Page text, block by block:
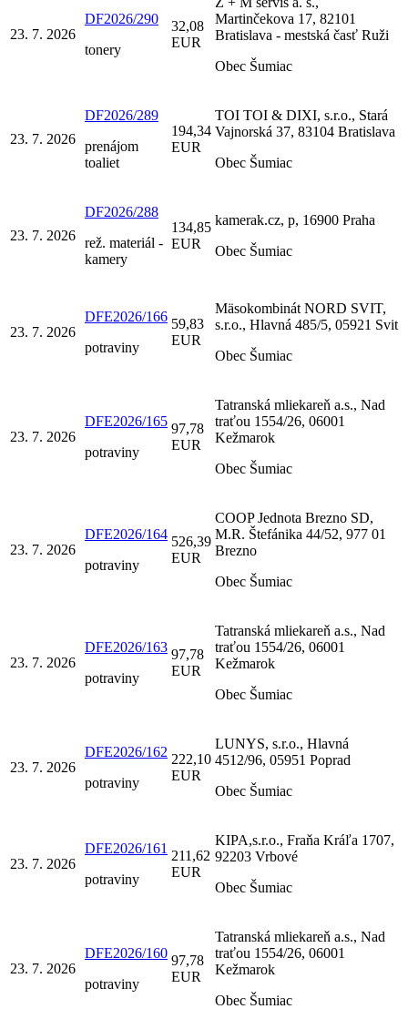
23. 7. 2026
DF2026/290
tonery
32,08
EUR
Martinčekova 17, 82101
Bratislava - mestská časť Ruži
Obec Šumiac
23. 7. 2026
DF2026/289
prenájom
toaliet
194,34
EUR
TOI TOI & DIXI, s.r.o., Stará
Vajnorská 37, 83104 Bratislava
Obec Šumiac
23. 7. 2026
DF2026/288
rež. materiál -
kamery
134,85
EUR
kamerak.cz, p, 16900 Praha
Obec Šumiac
23. 7. 2026
DFE2026/166
potraviny
59,83
EUR
Mäsokombinát NORD SVIT,
s.r.o., Hlavná 485/5, 05921 Svit
Obec Šumiac
23. 7. 2026
DFE2026/165
potraviny
97,78
EUR
Tatranská mliekareň a.s., Nad
traťou 1554/26, 06001
Kežmarok
Obec Šumiac
23. 7. 2026
DFE2026/164
potraviny
526,39
EUR
COOP Jednota Brezno SD,
M.R. Štefánika 44/52, 977 01
Brezno
Obec Šumiac
23. 7. 2026
DFE2026/163
potraviny
97,78
EUR
Tatranská mliekareň a.s., Nad
traťou 1554/26, 06001
Kežmarok
Obec Šumiac
23. 7. 2026
DFE2026/162
potraviny
222,10
EUR
LUNYS, s.r.o., Hlavná
4512/96, 05951 Poprad
Obec Šumiac
23. 7. 2026
DFE2026/161
potraviny
211,62
EUR
KIPA,s.r.o., Fraňa Kráľa 1707,
92203 Vrbové
Obec Šumiac
23. 7. 2026
DFE2026/160
potraviny
97,78
EUR
Tatranská mliekareň a.s., Nad
traťou 1554/26, 06001
Kežmarok
Obec Šumiac